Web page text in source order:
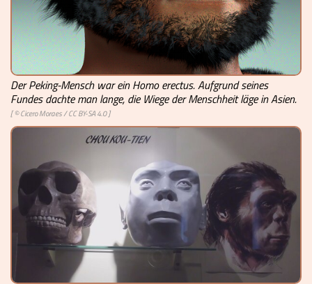
Schulmaterialien
Museen
Der Peking-Mensch war ein Homo erectus. Aufgrund seines
Fundes dachte man lange, die Wiege der Menschheit läge in Asien.
[ ©Cicero Moraes/CC BY-SA 4.0]